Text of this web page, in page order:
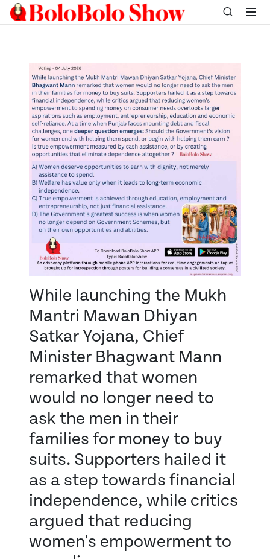
While launching the Mukh
Mantri Mawan Dhiyan
Satkar Yojana, Chief
Minister Bhagwant Mann
remarked that women
would no longer need to
ask the men in their
families for money to buy
suits. Supporters hailed it
as a step towards financial
independence, while critics
argued that reducing
women's empowerment to